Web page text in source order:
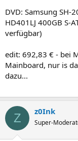
DVD: Samsung SH-
HD401LJ 400GB S-
verfügbar)
edit: 692,83 € - bei
Mainboard, nur is
dazu...
Z z0Ink
Super-